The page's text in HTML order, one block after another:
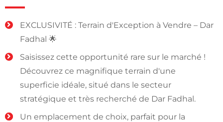
EXCLUSIVITÉ : Terrain d'Exception à Vendre – Dar
Fadhal 🌟
Saisissez cette opportunité rare sur le marché !
Découvrez ce magnifique terrain d'une
superficie idéale, situé dans le secteur
stratégique et très recherché de Dar Fadhal.
Un emplacement de choix, parfait pour la